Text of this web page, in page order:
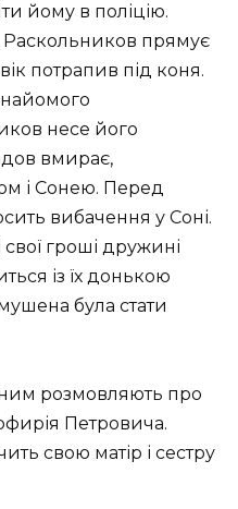
йому в поліцію.
прямує
потрапив під коня.
несе його
вмирає,
і Сонею. Перед
вибачення у Соні.
гроші дружині
із їх донькою
була стати
розмовляють про
Петровича.
свою матір і сестру